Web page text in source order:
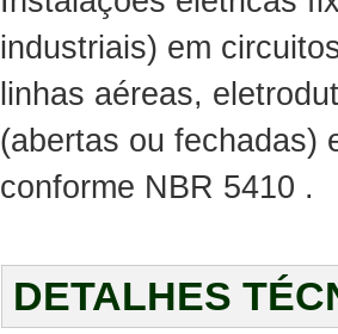
industriais) em
linhas aéreas,
(abertas ou fechadas)
conforme NBR 5410 .
DETALHES